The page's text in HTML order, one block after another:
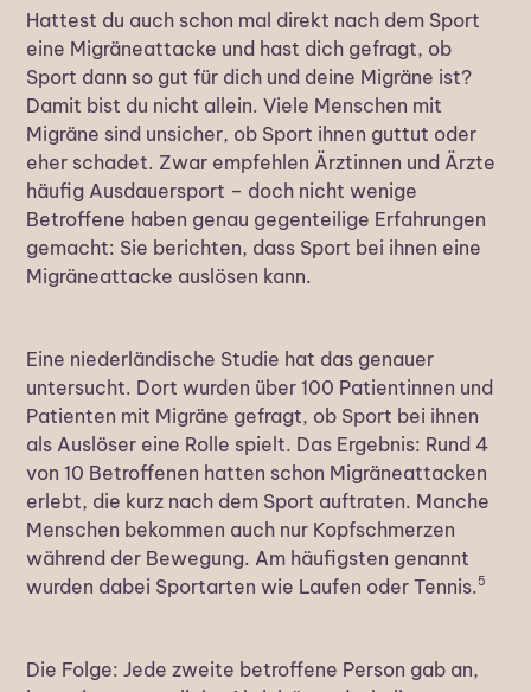
Hattest du auch schon mal direkt nach dem Sport
eine Migräneattacke und hast dich gefragt, ob
Sport dann so gut für dich und deine Migräne ist?
Damit bist du nicht allein. Viele Menschen mit
Migräne sind unsicher, ob Sport ihnen guttut oder
eher schadet. Zwar empfehlen Ärztinnen und Ärzte
häufig Ausdauersport – doch nicht wenige
Betroffene haben genau gegenteilige Erfahrungen
gemacht: Sie berichten, dass Sport bei ihnen eine
Migräneattacke auslösen kann.
Eine niederländische Studie hat das genauer
untersucht. Dort wurden über 100 Patientinnen und
Patienten mit Migräne gefragt, ob Sport bei ihnen
als Auslöser eine Rolle spielt. Das Ergebnis: Rund 4
von 10 Betroffenen hatten schon Migräneattacken
erlebt, die kurz nach dem Sport auftraten. Manche
Menschen bekommen auch nur Kopfschmerzen
während der Bewegung. Am häufigsten genannt
wurden dabei Sportarten wie Laufen oder Tennis.5
Die Folge: Jede zweite betroffene Person gab an,